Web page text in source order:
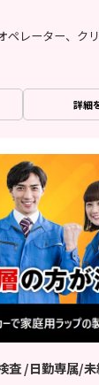
詳細
査 /日勤専属/